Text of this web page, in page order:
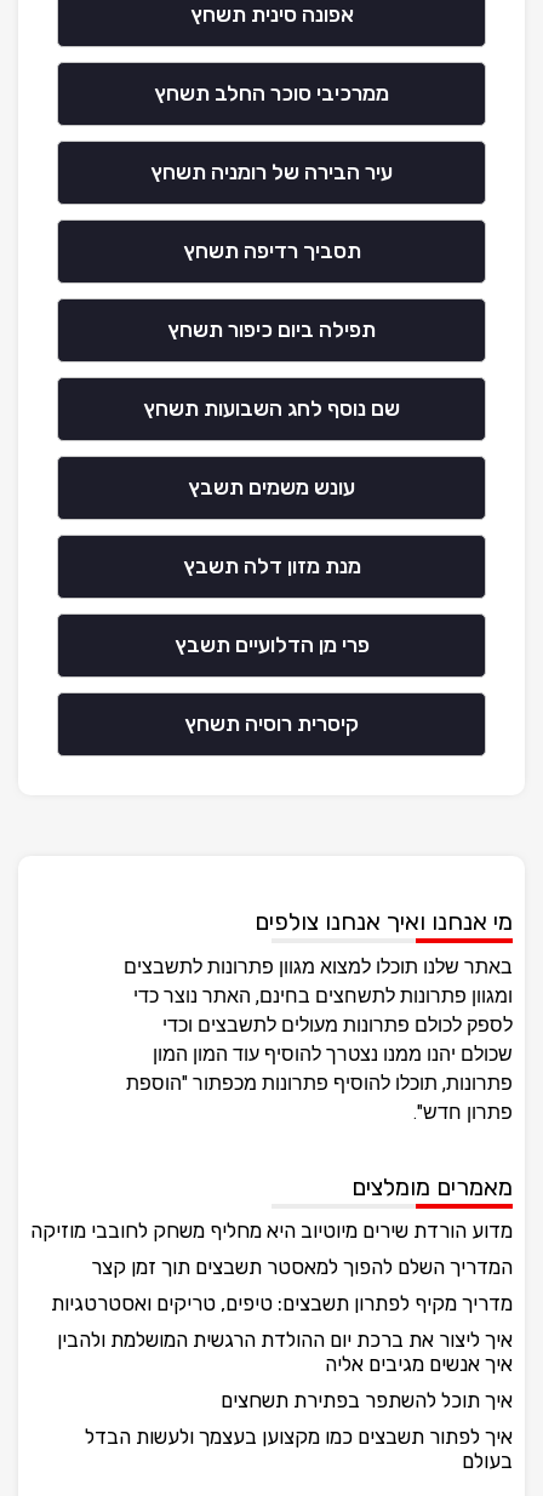
אפונה סינית תשחץ
ממרכיבי סוכר החלב תשחץ
עיר הבירה של רומניה תשחץ
תסביך רדיפה תשחץ
תפילה ביום כיפור תשחץ
שם נוסף לחג השבועות תשחץ
עונש משמים תשבץ
מנת מזון דלה תשבץ
פרי מן הדלועיים תשבץ
קיסרית רוסיה תשחץ
מי אנחנו ואיך אנחנו צולפים
באתר שלנו תוכלו למצוא מגוון פתרונות לתשבצים
ומגוון פתרונות לתשחצים בחינם, האתר נוצר כדי
לספק לכולם פתרונות מעולים לתשבצים וכדי
שכולם יהנו ממנו נצטרך להוסיף עוד המון המון
פתרונות, תוכלו להוסיף פתרונות מכפתור "הוספת
פתרון חדש".
מאמרים מומלצים
מדוע הורדת שירים מיוטיוב היא מחליף משחק לחובבי מוזיקה
המדריך השלם להפוך למאסטר תשבצים תוך זמן קצר
מדריך מקיף לפתרון תשבצים: טיפים, טריקים ואסטרטגיות
איך ליצור את ברכת יום ההולדת הרגשית המושלמת ולהבין
איך אנשים מגיבים אליה
איך תוכל להשתפר בפתירת תשחצים
איך לפתור תשבצים כמו מקצוען בעצמך ולעשות הבדל
בעולם